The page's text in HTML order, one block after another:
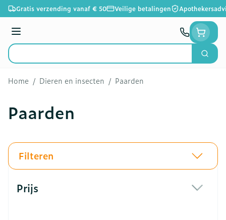
Ga naar de inhoud
Gratis verzending vanaf € 50 Veilige betalingen
Menu
Product, merk, categorie...
Zoek
Home / Dieren en insecten / Paarden
Paarden
Filteren
Prijs